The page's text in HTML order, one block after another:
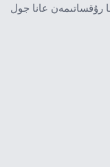
عانا جول